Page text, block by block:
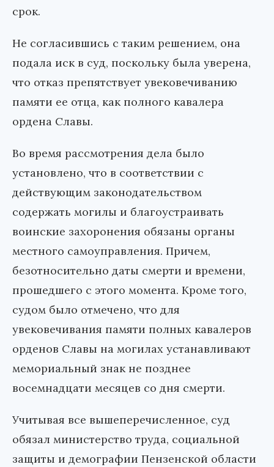
срок.
Не согласившись с таким решением, она
подала иск в суд, поскольку была уверена,
что отказ препятствует увековечиванию
памяти ее отца, как полного кавалера
ордена Славы.
Во время рассмотрения дела было
установлено, что в соответствии с
действующим законодательством
содержать могилы и благоустраивать
воинские захоронения обязаны органы
местного самоуправления. Причем,
безотносительно даты смерти и времени,
прошедшего с этого момента. Кроме того,
судом было отмечено, что для
увековечивания памяти полных кавалеров
орденов Славы на могилах устанавливают
мемориальный знак не позднее
восемнадцати месяцев со дня смерти.
Учитывая все вышеперечисленное, суд
обязал министерство труда, социальной
защиты и демографии Пензенской области